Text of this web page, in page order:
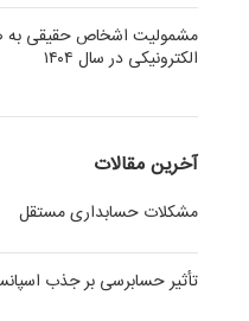
مشمولیت اشخاص حقیقی
الکترونیکی در سال ۱۴۰۴
آخرین مقالات
مشکلات حسابداری مستقل
تأثیر حسابرسی بر جذب